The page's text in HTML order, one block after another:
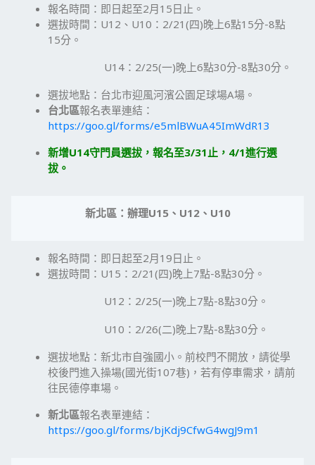
報名時間：即日起至2月15日止。
選拔時間：U12、U10：2/21(四)晚上6點15分-8點
15分。
U14：2/25(一)晚上6點30分-8點30分。
選拔地點：台北市迎風河濱公園足球場A場。
台北區報名表單連結：
https://goo.gl/forms/e5mlBWuA45ImWdR13
新增U14守門員選拔，報名至3/31止，4/1進行選
拔 。
新北區：辦理U15、 U12、 U10
報名時間：即日起至2月19日止。
選拔時間：U15：2/21(四)晚上7點-8點30分。
U12：2/25(一)晚上7點-8點30分。
U10：2/26(二)晚上7點-8點30分。
選拔地點：新北市自強國小。前校門不開放，請從學
校後門進入操場(國光街107巷)，若有停車需求，請前
往民德停車場。
新北區報名表單連結：
https://goo.gl/forms/bjKdj9CfwG4wgJ9m1